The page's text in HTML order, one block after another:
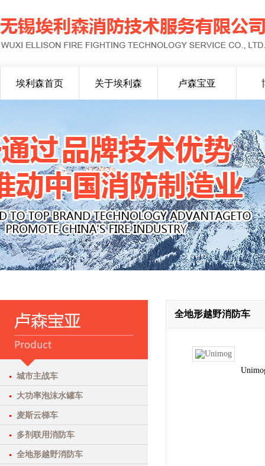
埃利森首页 关于埃利森 卢森宝亚
城市主战车
大功率泡沫水罐车
麦斯云梯车
多剂联用消防车
全地形越野消防车
全地形越野消防车